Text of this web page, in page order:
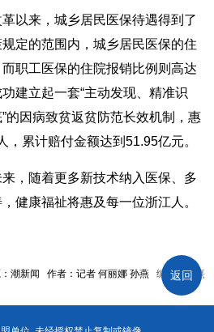
返回
以来，城乡居民医保待遇得到了
定的范围内，城乡居民医保的住
职工医保的住院报销比例则高达
建立起一套“主动发现、精准识
的因病致贫返贫防范长效机制，惠
，累计赔付金额达到51.95亿元。
，随着更多新技术纳入医保、多
健康福祉将惠及每一位浙江人。
潮新闻 作者：记者 何丽娜 孙燕 编辑：方熹